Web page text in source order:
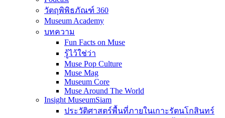
วัตถุพิพิธภัณฑ์ 360
Museum Academy
บทความ
Fun Facts on Muse
รู้ไว้ใช่ว่า
Muse Pop Culture
Muse Mag
Museum Core
Muse Around The World
Insight MuseumSiam
ประวัติศาสตร์พื้นที่ภายในเกาะรัตนโกสินทร์